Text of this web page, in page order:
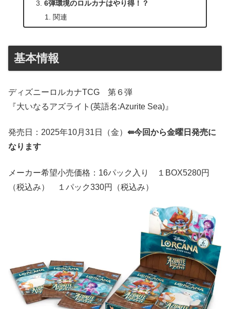
6弾環境のロルカナはやり得！？
関連
基本情報
ディズニーロルカナTCG 第６弾
『大いなるアズライト(英語名:Azurite Sea)』
発売日：2025年10月31日（金） ⇚今回から金曜日発売に
なります
メーカー希望小売価格：16パック入り １BOX5280円
（税込み） １パック330円（税込み）